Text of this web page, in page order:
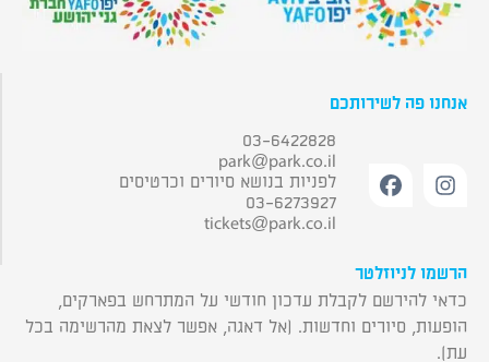
אנחנו פה לשירותכם
03-6422828
park@park.co.il
לפניות בנושא סיורים וכרטיסים
03-6273927
tickets@park.co.il
הרשמו לניוזלטר
כדאי להירשם לקבלת עדכון חודשי על המתרחש בפארקים,
הופעות, סיורים וחדשות. (אל דאגה, אפשר לצאת מהרשימה בכל
עת).